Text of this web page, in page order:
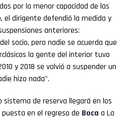
por la menor capacidad de las
el dirigente defendió la medida y
anteriores:
socio, pero nadie se acuerda que
la gente del interior tuvo
y 2018 se volvió a suspender un
hizo nada".
sistema de reserva llegará en los
en el regreso de Boca a La